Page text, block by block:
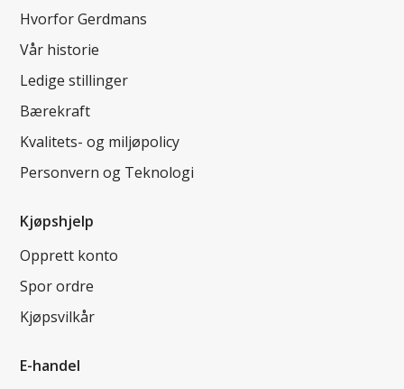
Hvorfor Gerdmans
Vår historie
Ledige stillinger
Bærekraft
Kvalitets- og miljøpolicy
Personvern og Teknologi
Kjøpshjelp
Opprett konto
Spor ordre
Kjøpsvilkår
E-handel